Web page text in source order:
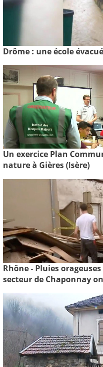
Drôme : une école
Un exercice Plan
nature à Gières (Isère)
Rhône - Pluies
secteur de Chaponnay